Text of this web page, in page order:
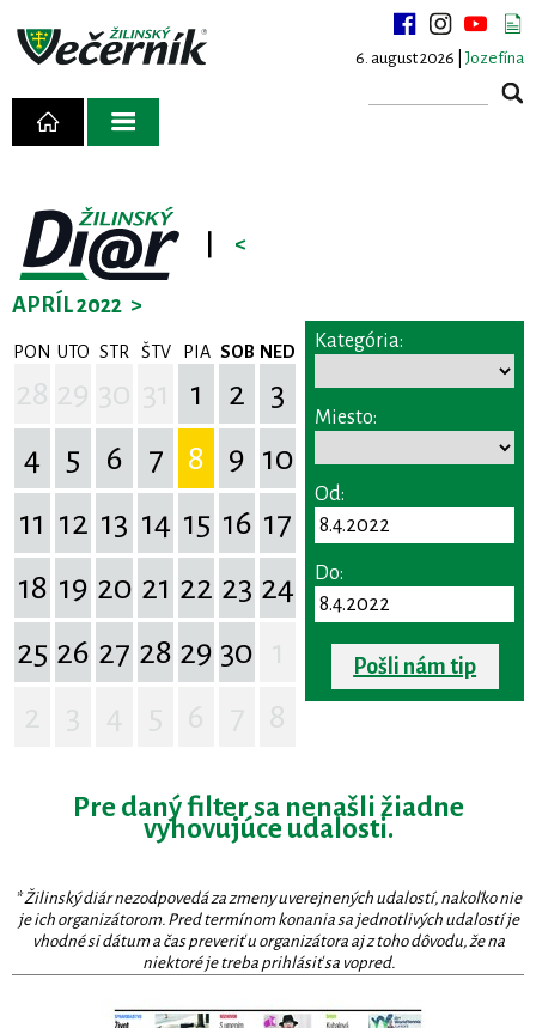
6. august 2026 | Jozefína
<
APRÍL 2022 >
PON UTO STR ŠTV PIA SOB NED
1 2
3
4
5 6 7 8 9 10
11 12 13 14 15 16 17
18 19 20 21 22 23 24
25 26 27 28 29 30
Kategória:
Miesto:
Od:
Do:
Pošli nám tip
Pre daný filter sa nenašli žiadne
vyhovujúce udalosti.
* Žilinský diár nezodpovedá za zmeny uverejnených udalostí, nakoľko nie
je ich organizátorom. Pred termínom konania sa jednotlivých udalostí je
vhodné si dátum a čas preveriť u organizátora aj z toho dôvodu, že na
niektoré je treba prihlásiť sa vopred.